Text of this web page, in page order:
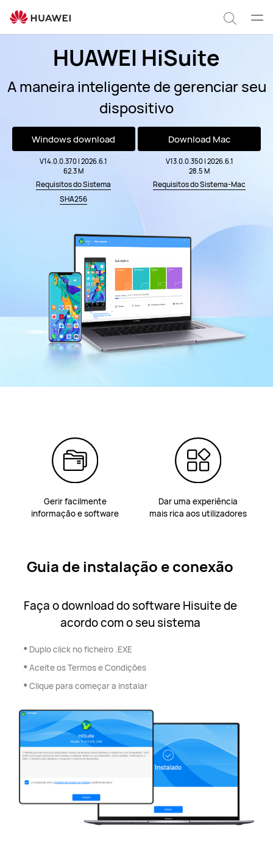
HiSuite
Abrir
HUAWEI HiSuite
A maneira inteligente de gerenciar seu
dispositivo
Windows download
V14.0.0.370 | 2026.6.1
62.3 M
Requisitos do Sistema
SHA256
Download Mac
V13.0.0.350 | 2026.6.1
28.5 M
Requisitos do Sistema-Mac
Gerir facilmente
informação e software
Dar uma experiência
mais rica aos utilizadores
Guia de instalação e conexão
Faça o download do software Hisuite de
acordo com o seu sistema
• Duplo click no ficheiro .EXE
• Aceite os Termos e Condições
• Clique para começar a instalar